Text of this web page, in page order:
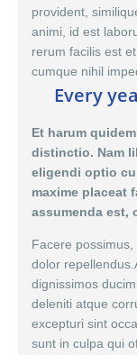
provident,
animi, id est
rerum facilis est
cumque nihil
Every
Et harum
distinctio. Nam
eligendi optio
maxime placeat
assumenda est,
Facere
dolor
dignissimos
deleniti atque
excepturi sint
sunt in culpa qui